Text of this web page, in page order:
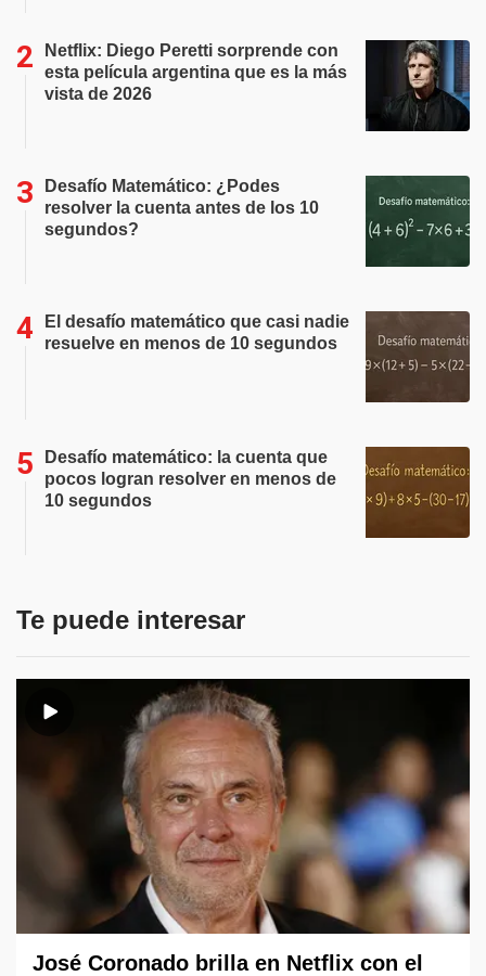
Netflix: Diego Peretti sorprende con
esta película argentina que es la más
vista de 2026
Desafío Matemático: ¿Podes
resolver la cuenta antes de los 10
segundos?
El desafío matemático que casi nadie
resuelve en menos de 10 segundos
Desafío matemático: la cuenta que
pocos logran resolver en menos de
10 segundos
Te puede interesar
José Coronado brilla en Netflix con el